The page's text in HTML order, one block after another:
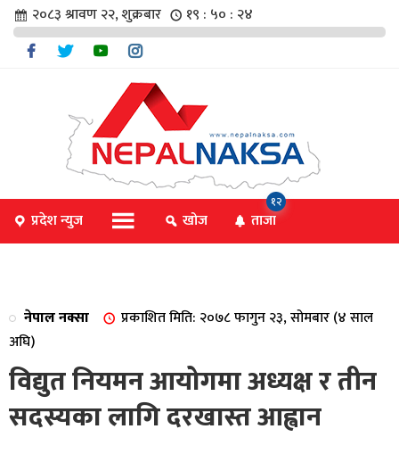
२०८३ श्रावण २२, शुक्रबार १९ : ५० : २४
प्रदेश न्युज खोज ताजा
१२
नेपाल नक्सा
प्रकाशित मिति: २०७८ फागुन २३, सोमबार (४ साल
अघि)
विद्युत नियमन आयोगमा अध्यक्ष र तीन
सदस्यका लागि दरखास्त आह्वान